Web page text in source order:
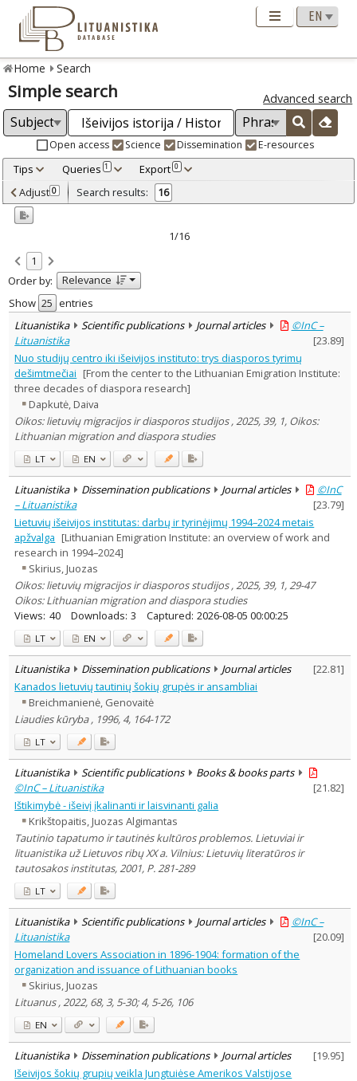
Home Search
Simple search Advanced search
Open access Science Dissemination E-resources
Tips Queries 1 Export 0
Adjusted by criteria 0
Year
Refine
Open access
Scientific publications 13
Dissemination publications
Document Type:
Books & books parts 4
Journal articles
Dissertations 2
Subject area:
Ethnology 2
Philosophy 1
History 9
Literary Studies 2
Sociology 1
Text language
Country of publication
Historical periods
Lithuanian place names
Subject
Journal
Adjust 0 Search results: 16
1/16
1
Order by:
Relevance
Show
entries
Lituanistika
Scientific publications Journal articles
©InC –
Lituanistika
[23.89]
Nuo studijų centro iki išeivijos instituto: trys diasporos tyrimų
dešimtmečiai [From the center to the Lithuanian Emigration Institute:
three decades of diaspora research]
Dapkutė, Daiva
Oikos: lietuvių migracijos ir diasporos studijos , 2025, 39, 1, Oikos:
Lithuanian migration and diaspora studies
LT EN
Lituanistika Dissemination publications Journal articles
©InC
– Lituanistika
[23.79]
Lietuvių išeivijos institutas: darbų ir tyrinėjimų 1994–2024 metais
apžvalga [Lithuanian Emigration Institute: an overview of work and
research in 1994–2024]
Skirius, Juozas
Oikos: lietuvių migracijos ir diasporos studijos , 2025, 39, 1, 29-47
Oikos: Lithuanian migration and diaspora studies
Views: 40 Downloads: 3 Captured: 2026-08-05 00:00:25
LT EN
Lituanistika Dissemination publications Journal articles [22.81]
Kanados lietuvių tautinių šokių grupės ir ansambliai
Breichmanienė, Genovaitė
Liaudies kūryba , 1996, 4, 164-172
LT
Lituanistika Scientific publications
Books & books parts
©InC – Lituanistika
[21.82]
Ištikimybė - išeivį įkalinanti ir laisvinanti galia
Krikštopaitis, Juozas Algimantas
Tautinio tapatumo ir tautinės kultūros problemos. Lietuviai ir
lituanistika už Lietuvos ribų XX a. Vilnius: Lietuvių literatūros ir
tautosakos institutas, 2001, P. 281-289
LT
Lituanistika Scientific publications Journal articles
©InC –
Lituanistika
[20.09]
Homeland Lovers Association in 1896-1904: formation of the
organization and issuance of Lithuanian books
Skirius, Juozas
Lituanus , 2022, 68, 3, 5-30; 4, 5-26, 106
EN
Lituanistika Dissemination publications Journal articles [19.95]
Išeivijos šokių grupių veikla Jungtuiėse Amerikos Valstijose